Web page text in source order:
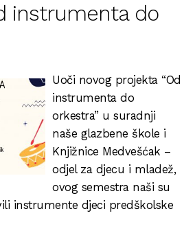
instrumenta do
Uoči novog projekta “Od
instrumenta do
orkestra” u suradnji
naše glazbene škole i
Knjižnice Medvešćak –
odjel za djecu i mladež,
ovog semestra naši su
instrumente djeci predškolske